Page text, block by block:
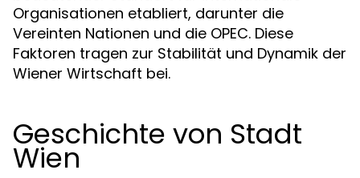
Organisationen etabliert, darunter die
Vereinten Nationen und die OPEC. Diese
Faktoren tragen zur Stabilität und Dynamik der
Wiener Wirtschaft bei.
Geschichte von Stadt
Wien